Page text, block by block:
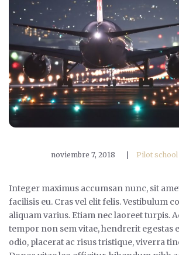
noviembre 7, 2018 Pilot school
Integer maximus accumsan nunc, sit
facilisis eu. Cras vel elit felis. Vestibulum
aliquam varius. Etiam nec laoreet turpis.
tempor non sem vitae, hendrerit egestas
odio, placerat ac risus tristique, viverra